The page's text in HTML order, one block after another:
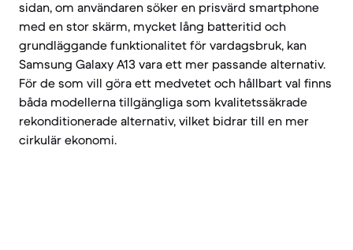
sidan, om användaren söker en prisvärd smartphone
med en stor skärm, mycket lång batteritid och
grundläggande funktionalitet för vardagsbruk, kan
Samsung Galaxy A13 vara ett mer passande alternativ.
För de som vill göra ett medvetet och hållbart val finns
båda modellerna tillgängliga som kvalitetssäkrade
rekonditionerade alternativ, vilket bidrar till en mer
cirkulär ekonomi.